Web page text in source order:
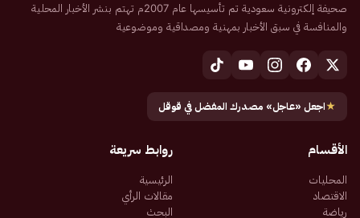
صحيفة إلكترونية سعودية تم تأسيسها عام 2007م تهتم بنشر الأخبار المحلية
والمنافسة في سبق الأخبار بمهنية ومصداقية وموضوعية
★اجعل «عاجل» مصدرك المفضل في قوقل
الأقسام
المحليات
الاقتصاد
رياضة
روابط سريعة
الرئيسية
مقالات الرأي
البحث